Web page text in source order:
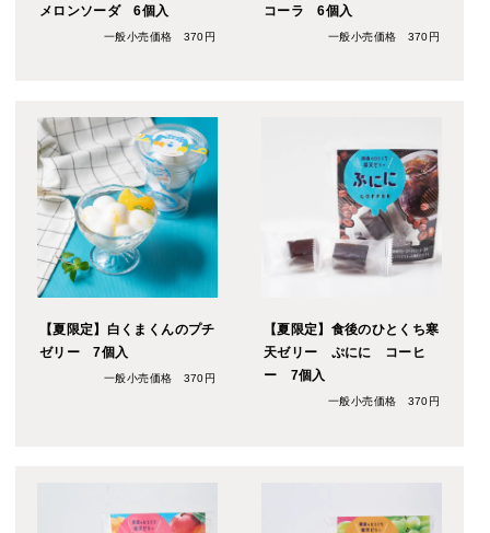
メロンソーダ 6個入
一般小売価格 370円
コーラ 6個入
一般小売価格 370円
【夏限定】白くまくんのプチ
ゼリー 7個入
一般小売価格 370円
【夏限定】食後のひとくち寒
天ゼリー ぷにに コーヒ
ー 7個入
一般小売価格 370円